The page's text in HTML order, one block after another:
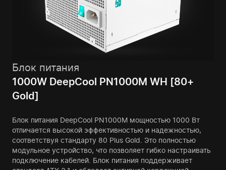
Блок питания
1000W DeepCool PN1000M WH [80+
Gold]
Блок питания DeepCool PN1000M мощностью 1000 Вт
отличается высокой эффективностью и надежностью,
соответствуя стандарту 80 Plus Gold. Это полностью
модульное устройство, что позволяет гибко настраивать
подключение кабелей. Блок питания поддерживает